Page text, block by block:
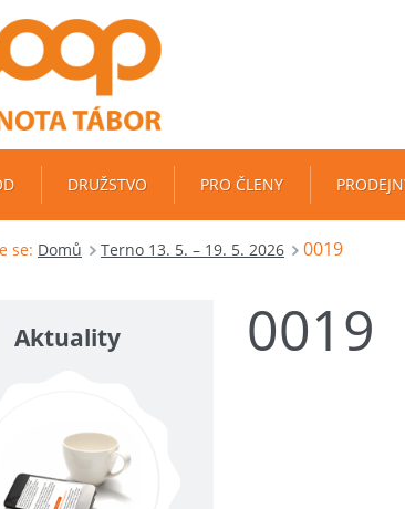
DRUŽSTVO PRO ČLENY
se: Domů Terno 13. 5. – 19. 5. 2026 0019
0019
Aktuality